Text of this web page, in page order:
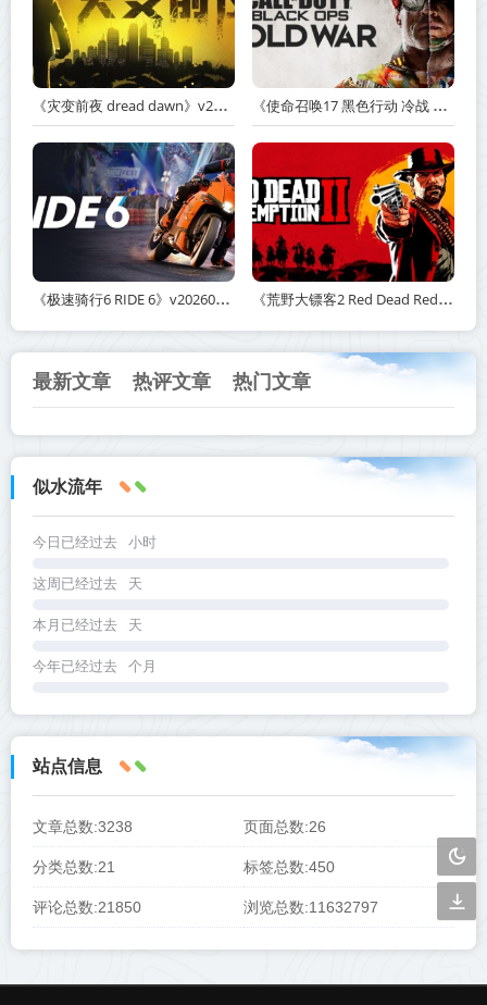
《灾变前夜 dread dawn》v20260530-免安装中文版丨中文版网盘下载 《使命召唤17 黑色行动 冷战 Call of Duty: Black Ops Cold War》v1.34.1.15931218-全DLC+送修改器丨中文版网盘下载
《极速骑行6 RIDE 6》v20260511-免安装中文版丨中文版网盘下载 《荒野大镖客2 Red Dead Redemption 2》v1491.50-打包mod+送修改器丨中文版网盘下载
最新文章 热评文章 热门文章
似水流年
今日已经过去 小时
这周已经过去 天
本月已经过去 天
今年已经过去 个月
站点信息
文章总数:3238 页面总数:26
分类总数:21 标签总数:450
评论总数:21850 浏览总数:11632797